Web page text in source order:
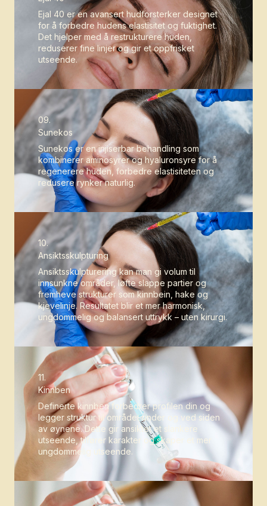
Ejal 40 er en avansert hudforsterker designet
for å forbedre hudens elastisitet og fuktighet.
Det hjelper med å restrukturere huden,
reduserer fine linjer og gir et oppfrisket
utseende.
09.
Sunekos
Sunekos er en injiserbar behandling som
kombinerer aminosyrer og hyaluronsyre for å
regenerere huden, forbedre elastisiteten og
redusere rynker naturlig.
10.
Ansiktsskulpturing
Ansiktsskulpturering kan man gi volum til
innsunkne områder, løfte slappe partier og
fremheve strukturer som kinnbein, hake og
kjevelinje. Resultatet blir et mer harmonisk,
ungdommelig og balansert uttrykk – uten kirurgi.
11.
Kinnben
Definerte kinnben forbedrer profilen din og
legger struktur til området under og ved siden
av øynene. Dette gir ansiktet et slankere
utseende, tilfører karakter og skaper et mer
ungdommelig utseende.